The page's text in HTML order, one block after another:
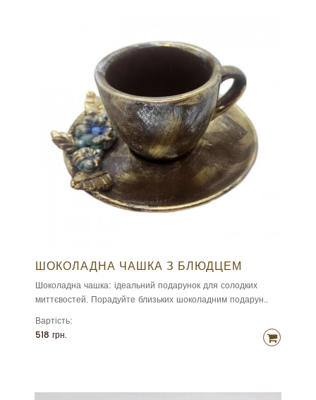
ШОКОЛАДНА ЧАШКА З БЛЮДЦЕМ
Шоколадна чашка: ідеальний подарунок для солодких
миттєвостей. Порадуйте близьких шоколадним подарун..
Вартість:
518 грн.